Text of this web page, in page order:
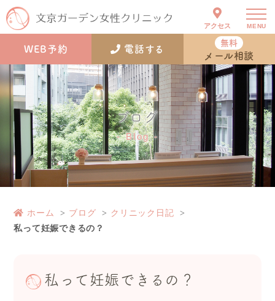
アクセス MENU
WEB予約 電話する
無料
メール相談
ブログ
Blog
ホーム ブログ
クリニック日記
私って妊娠できるの？
私って妊娠できるの？